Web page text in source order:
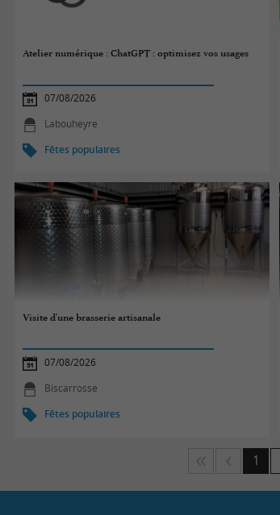
Atelier numérique : ChatGPT : optimisez vos usages
07/08/2026
Labouheyre
Fêtes populaires
Visite d'une brasserie artisanale
07/08/2026
Biscarrosse
Fêtes populaires
1